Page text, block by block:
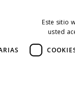
Este sitio
usted